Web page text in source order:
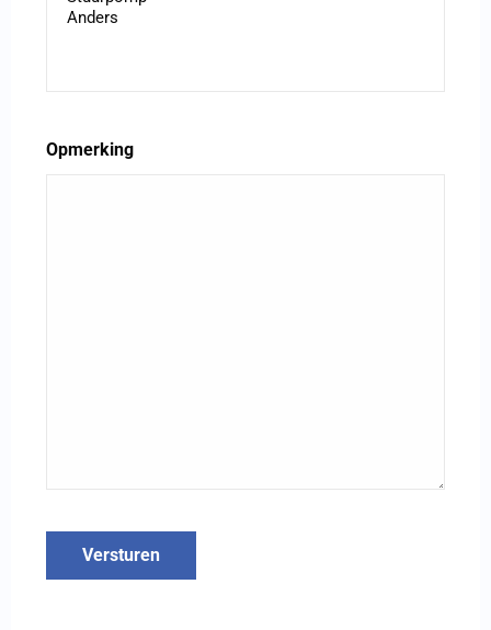
Opmerking
Versturen